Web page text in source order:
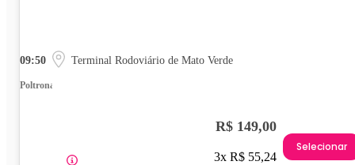
09:50 Terminal Rodoviário de Mato Verde
Poltrona
R$ 149,00
3x R$ 55,24
Selecionar